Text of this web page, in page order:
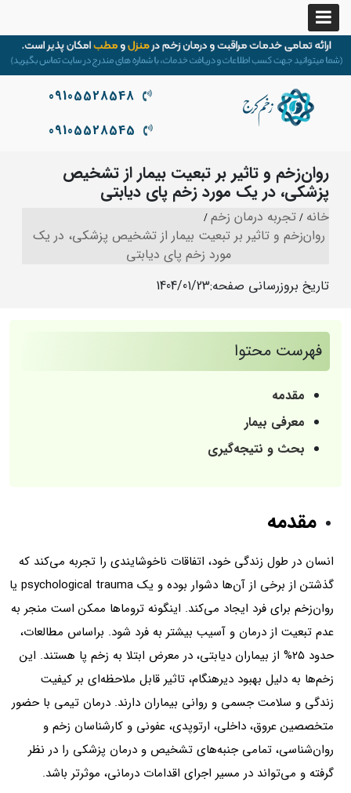
09105528548
09105528545
روان‌زخم و تاثیر بر تبعیت بیمار از تشخیص
پزشکی، در یک ‌مورد زخم‌ پای دیابتی
خانه تجربه درمان زخم
روان‌زخم و تاثیر بر تبعیت بیمار از تشخیص پزشکی، در یک
‌مورد زخم‌ پای دیابتی
تاریخ بروزرسانی صفحه:1404/01/23
فهرست محتوا
مقدمه
معرفی بیمار
بحث و نتیجه‌گیری
مقدمه
انسان در طول ‌زندگی ‌خود، اتفاقات ‌ناخوشایندی را تجربه ‌می‌کند که
‌گذشتن ‌از برخی ‌از آن‌ها دشوار بوده و یک psychological trauma یا
روان‌‌زخم برای ‌فرد ایجاد می‌کند. اینگونه‌ تروماها ممکن ‌است منجر به
عدم ‌تبعیت ‌از درمان و آسیب ‌بیشتر به ‌فرد شود. براساس‌ مطالعات،
حدود ۲۵% از بیماران دیابتی، در معرض ابتلا به زخم پا هستند. این‌
زخم‌ها به دلیل بهبود دیرهنگام، تاثیر قابل ‌ملاحظه‌ای ‌بر کیفیت
‌زندگی و سلامت‌ جسمی و روانی ‌بیماران دارند. درمان تیمی با حضور
متخصصین‌ عروق، داخلی، ارتوپدی، عفونی ‌و کارشناسان ‌زخم ‌و
روان‌شناسی، تمامی جنبه‌های ‌تشخیص و درمان پزشکی را در نظر
گرفته و می‌تواند در مسیر اجرای ‌اقدامات ‌درمانی، موثرتر باشد.